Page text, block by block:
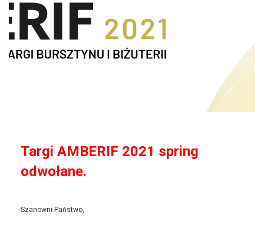
Targi AMBERIF 2021 spring
odwołane.
Szanowni Państwo,